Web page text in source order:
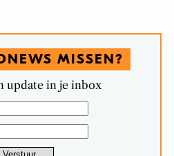
MISSEN?
update in je inbox